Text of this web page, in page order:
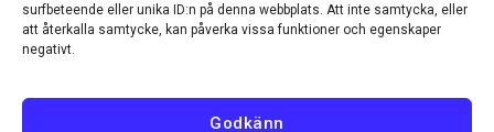
surfbeteende eller unika ID:n på denna webbplats. Att inte samtycka, eller
att återkalla samtycke, kan påverka vissa funktioner och egenskaper
negativt.
Godkänn
Om oss